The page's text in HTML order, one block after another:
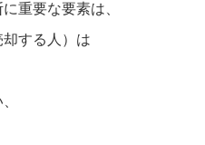
重要な要素は、
する人）は